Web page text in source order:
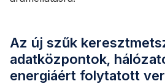
Az új szűk
adatközpontok,
energiáért folytatott